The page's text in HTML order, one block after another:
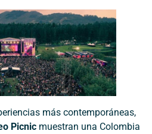
más contemporáneas,
Picnic muestran una Colombia